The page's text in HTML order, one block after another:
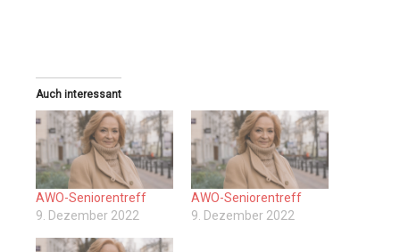
Auch interessant
AWO-Seniorentreff
9. Dezember 2022
AWO-Seniorentreff
9. Dezember 2022